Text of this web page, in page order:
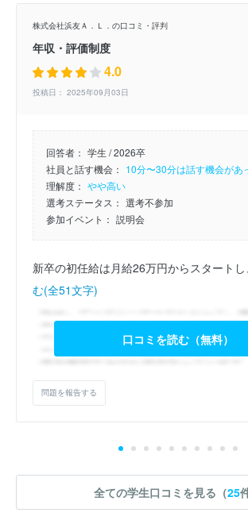
株式会社浜友Ａ．Ｌ．の口コミ・評判
年収・評価制度
4.0
投稿日： 2025年09月03日
回答者： 学生 / 2026卒
社員と話す機会： 10分〜30分は話す機会があ
理解度： やや高い
選考ステータス： 選考不参加
参加イベント： 説明会
新卒の初任給は月給26万円からスタート
む(全51文字)
口コミを読む（無料）
問題を報告する
全ての学生口コミを見る（25